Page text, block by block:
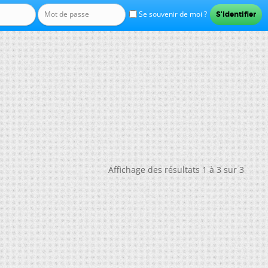
Se souvenir de moi ?
Affichage des résultats 1 à 3 sur 3